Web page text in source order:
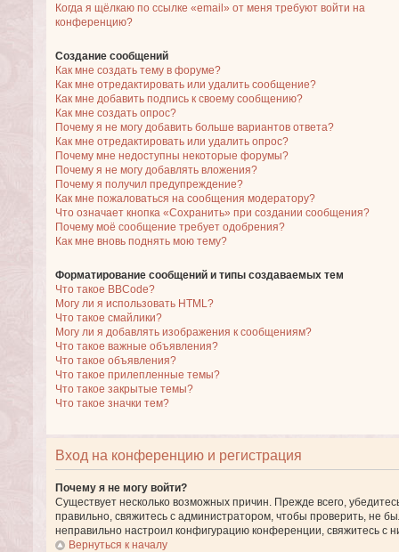
Когда я щёлкаю по ссылке «email» от меня требуют войти на
конференцию?
Создание сообщений
Как мне создать тему в форуме?
Как мне отредактировать или удалить сообщение?
Как мне добавить подпись к своему сообщению?
Как мне создать опрос?
Почему я не могу добавить больше вариантов ответа?
Как мне отредактировать или удалить опрос?
Почему мне недоступны некоторые форумы?
Почему я не могу добавлять вложения?
Почему я получил предупреждение?
Как мне пожаловаться на сообщения модератору?
Что означает кнопка «Сохранить» при создании сообщения?
Почему моё сообщение требует одобрения?
Как мне вновь поднять мою тему?
Форматирование сообщений и типы создаваемых тем
Что такое BBCode?
Могу ли я использовать HTML?
Что такое смайлики?
Могу ли я добавлять изображения к сообщениям?
Что такое важные объявления?
Что такое объявления?
Что такое прилепленные темы?
Что такое закрытые темы?
Что такое значки тем?
Вход на конференцию и регистрация
Почему я не могу войти?
Существует несколько возможных причин. Прежде всего,
правильно, свяжитесь с администратором, чтобы проверить, не
неправильно настроил конфигурацию конференции, свяжитесь с
Вернуться к началу